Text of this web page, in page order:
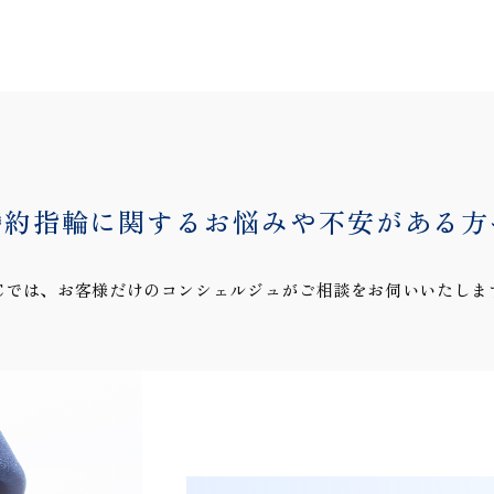
指輪に関するお悩みや不安がある
は、お客様だけのコンシェルジュがご相談をお伺いいたしま